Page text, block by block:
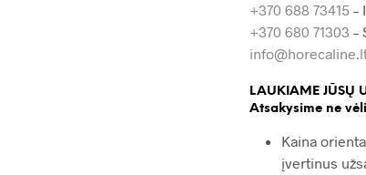
+370 688 73415 –
+370 680 71303 –
LAUKIAME JŪSŲ
Atsakysime ne
Kaina
įvertinus